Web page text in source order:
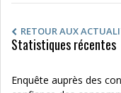
RETOUR AUX
Statistiques récentes
Enquête auprès des